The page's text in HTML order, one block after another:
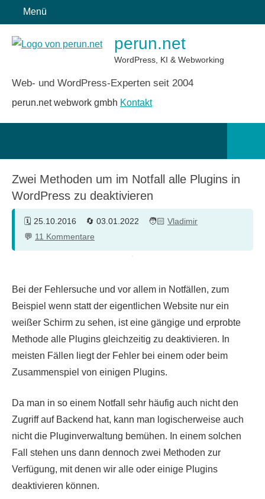
Inhalt
springen
Menü
perun.net
WordPress, KI & Webworking
Web- und WordPress-Experten seit 2004
perun.net webwork gmbh Kontakt
Zwei Methoden um im Notfall alle Plugins in
WordPress zu deaktivieren
25.10.2016 03.01.2022
Vladimir
11 Kommentare
Bei der Fehlersuche und vor allem in Notfällen, zum
Beispiel wenn statt der eigentlichen Website nur ein
weißer Schirm zu sehen, ist eine gängige und erprobte
Methode alle Plugins gleichzeitig zu deaktivieren. In
meisten Fällen liegt der Fehler bei einem oder beim
Zusammenspiel von einigen Plugins.
Da man in so einem Notfall sehr häufig auch nicht den
Zugriff auf Backend hat, kann man logischerweise auch
nicht die Pluginverwaltung bemühen. In einem solchen
Fall stehen uns dann dennoch zwei Methoden zur
Verfügung, mit denen wir alle oder einige Plugins
deaktivieren können.